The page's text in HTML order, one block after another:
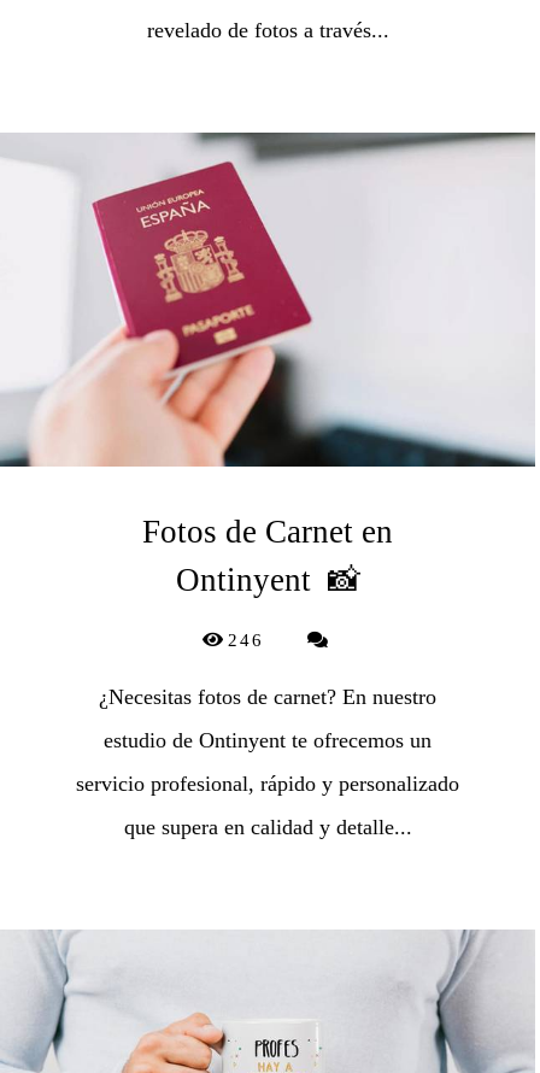
revelado de fotos a través...
Fotos de Carnet en
Ontinyent 📸
246
¿Necesitas fotos de carnet? En nuestro
estudio de Ontinyent te ofrecemos un
servicio profesional, rápido y personalizado
que supera en calidad y detalle...